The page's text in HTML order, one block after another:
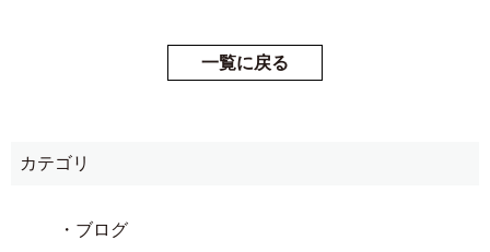
一覧に戻る
カテゴリ
・ブログ